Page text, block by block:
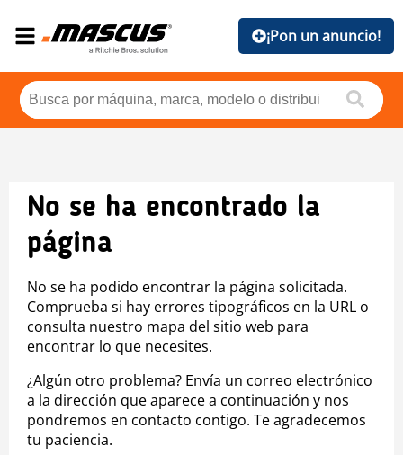
¡Pon un anuncio!
No se ha encontrado la
página
No se ha podido encontrar la página solicitada.
Comprueba si hay errores tipográficos en la URL o
consulta nuestro mapa del sitio web para
encontrar lo que necesites.
¿Algún otro problema? Envía un correo electrónico
a la dirección que aparece a continuación y nos
pondremos en contacto contigo. Te agradecemos
tu paciencia.